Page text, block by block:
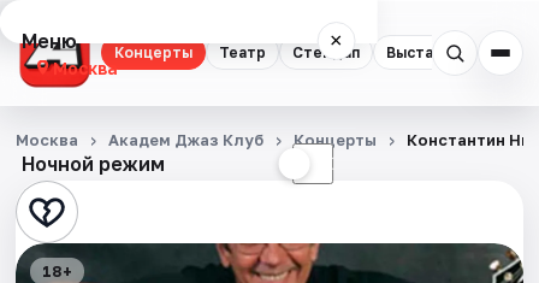
Концерты Театр Стендап Выставки
Меню ×
Москва
Концерты
Театр
Стендап
Ночной режим ☾
Москва Академ Джаз Клуб Концерты Константин
18+